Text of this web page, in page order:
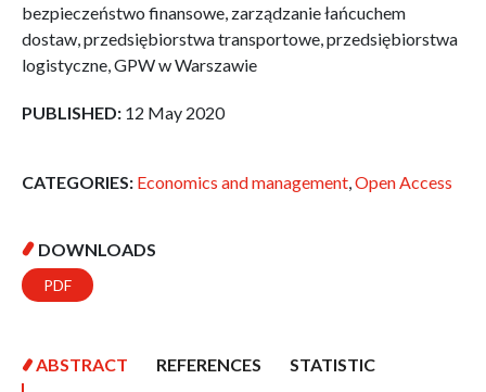
bezpieczeństwo finansowe, zarządzanie łańcuchem
dostaw, przedsiębiorstwa transportowe, przedsiębiorstwa
logistyczne, GPW w Warszawie
PUBLISHED: 12 May 2020
CATEGORIES: Economics and management,Open Access
DOWNLOADS
PDF
ABSTRACT REFERENCES
STATISTIC